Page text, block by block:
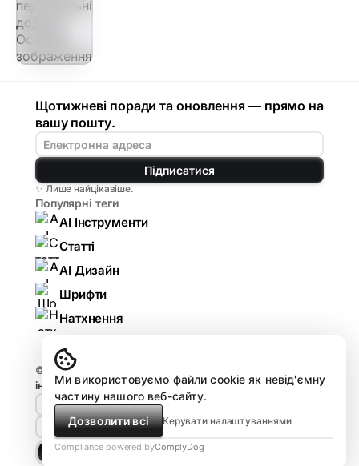
Щотижневі поради та оновлення — прямо на
вашу пошту.
Підписатися
✨ Лише найцікавіше.
Популярні теги
AI Інструменти
Статті
AI Дизайн
Шрифти
Натхнення
© 2026
інструменти, гайди, огляди.
🤘🏻 Design HUB by Komarov
Реклама та співпраця
Про проєкт
Light Dark Dune Matrix Royal
Ми використовуємо файли cookie як невід'ємну
частину нашого веб-сайту.
Дозволити всі
Керувати налаштуваннями
Compliance powered byComplyDog